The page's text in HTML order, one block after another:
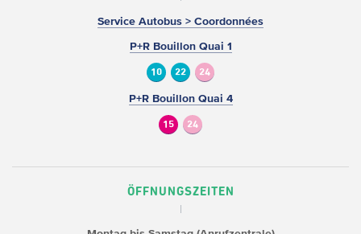
Service Autobus > Coordonnées
P+R Bouillon Quai 1
10 22 24
P+R Bouillon Quai 4
15 24
ÖFFNUNGSZEITEN